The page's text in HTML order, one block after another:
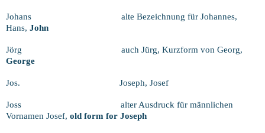
Johans
alte Bezeichnung für Johannes,
Hans, John
Jörg
auch Jürg, Kurzform von Georg,
George
Jos. Joseph, Josef
Joss
alter Ausdruck für männlichen
Vornamen Josef, old form for Joseph